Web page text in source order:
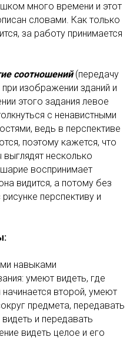
много времени и этот
словами. Как только
за работу принимается
соотношений(передачу
изображении зданий и
этого задания левое
с ненавистными
ведь в перспективе
поэтому кажется, что
несколько
воспринимает
видится, а потому без
перспективу и
навыками
умеют видеть, где
второй, умеют
предмета, передавать
и передавать
видеть целое и его